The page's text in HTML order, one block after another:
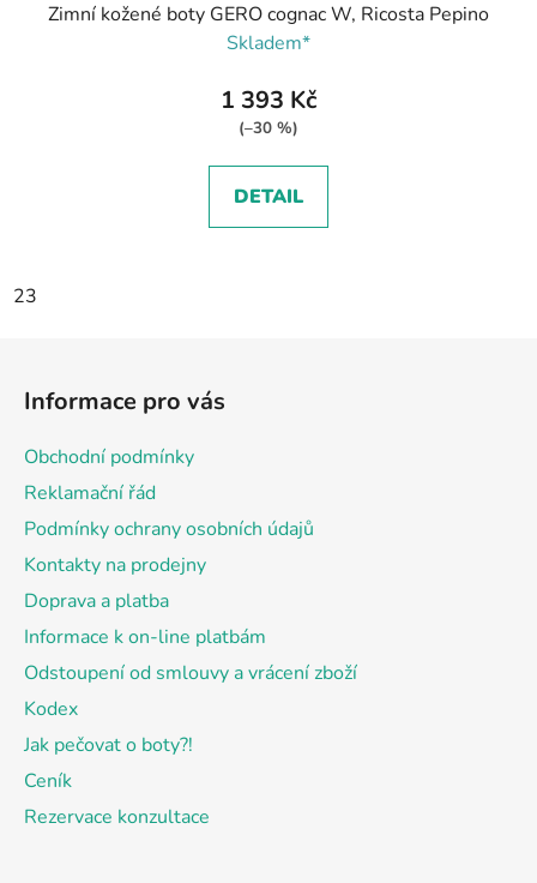
Zimní kožené boty GERO cognac W, Ricosta Pepino
Skladem*
1 393 Kč
(–30 %)
DETAIL
23
Informace pro vás
Obchodní podmínky
Reklamační řád
Podmínky ochrany osobních údajů
Kontakty na prodejny
Doprava a platba
Informace k on-line platbám
Odstoupení od smlouvy a vrácení zboží
Kodex
Jak pečovat o boty?!
Ceník
Rezervace konzultace